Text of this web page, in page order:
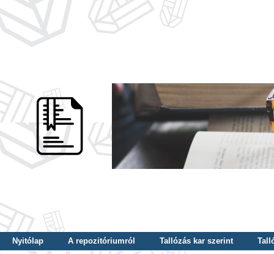
Nyitólap A repozitóriumról Tallózás kar szerint